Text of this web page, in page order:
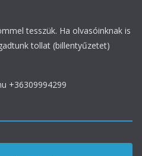
tesszük. Ha olvasóinknak is
tollat (billentyűzetet)
+36309994299